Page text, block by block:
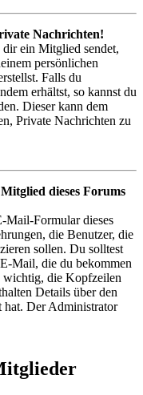
Nachrichten!
ein Mitglied sendet,
persönlichen
Falls du
erhältst, so kannst du
Dieser kann dem
Private Nachrichten zu
dieses Forums
Mail-Formular dieses
die Benutzer, die
sollen. Du solltest
Mail, die du bekommen
wichtig, die Kopfzeilen
Details über den
hat. Der Administrator